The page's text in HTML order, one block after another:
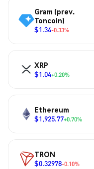
Gram (prev.
Toncoin)
$1.34-0.33%
XRP
$1.04+0.20%
Ethereum
$1,925.77+0.70%
TRON
$0.32978-0.10%